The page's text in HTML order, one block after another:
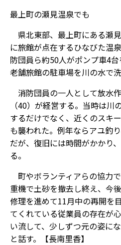
最上町の瀬見温泉でも
県北東部、最上町にある瀬
に旅館が点在するひなびた温
防団員ら約50人がポンプ車4
老舗旅館の駐車場を川の水で
消防団員の一人として放水
（40）が経営する。当時は
するだけでなく、近くのスキ
も襲われた。例年ならアユ釣
だが、復旧には時間がかかり
る。
町やボランティアらの協力
重機で土砂を撤去し終え、今
修理を進めて11月中の再開を
てくれている従業員の存在が
い流して、少しずつ元の姿に
と話す。【長南里香】